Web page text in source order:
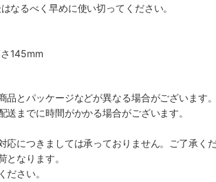
なるべく早めに使い切ってください。
145mm
とパッケージなどが異なる場合がございます。
までに時間がかかる場合がございます。
につきましては承っておりません。ご了承くだ
なります。
さい。